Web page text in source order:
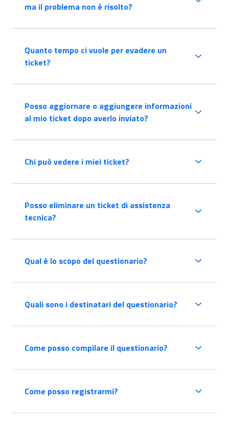
ma il problema non è risolto?
Quanto tempo ci vuole per evadere un
ticket?
Posso aggiornare o aggiungere informazioni
al mio ticket dopo averlo inviato?
Chi può vedere i miei ticket?
Posso eliminare un ticket di assistenza
tecnica?
Qual è lo scopo del questionario?
Quali sono i destinatari del questionario?
Come posso compilare il questionario?
Come posso registrarmi?